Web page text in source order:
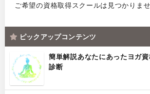
ご希望の資格取得スクールは見つかりませ
ピックアップコンテンツ
簡単解説あなたにあったヨガ
診断